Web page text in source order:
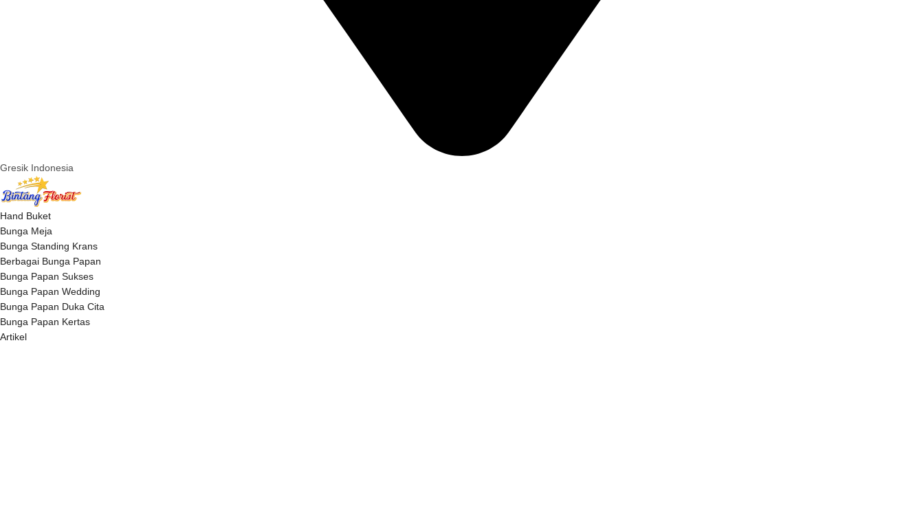
Gresik Indonesia
Hand Buket
Bunga Meja
Bunga Standing Krans
Berbagai Bunga Papan
Bunga Papan Sukses
Bunga Papan Wedding
Bunga Papan Duka Cita
Bunga Papan Kertas
Artikel